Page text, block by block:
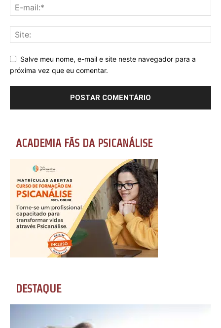
Salve meu nome, e-mail e site neste navegador para a
próxima vez que eu comentar.
ACADEMIA FÃS DA PSICANÁLISE
DESTAQUE